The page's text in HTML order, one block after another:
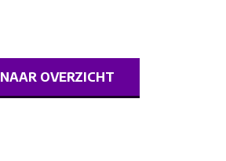
NAAR OVERZICHT